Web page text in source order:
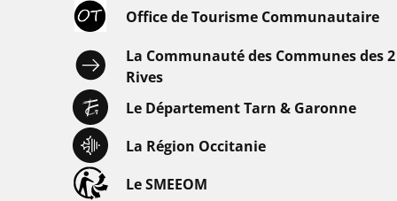
Office de Tourisme Communautaire
La Communauté des Communes des 2
Rives
Le Département Tarn & Garonne
La Région Occitanie
Le SMEEOM